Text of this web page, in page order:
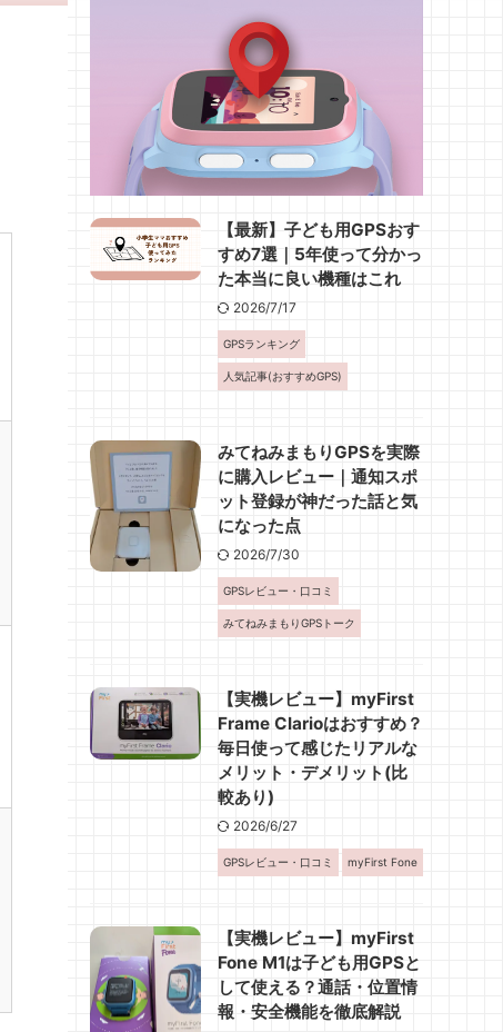
【最新】子ども用GPSおす
すめ7選｜5年使って分かっ
た本当に良い機種はこれ
2026/7/17
GPSランキング
人気記事(おすすめGPS)
みてねみまもりGPSを実際
に購入レビュー｜通知スポ
ット登録が神だった話と気
になった点
2026/7/30
GPSレビュー・口コミ
みてねみまもりGPSトーク
【実機レビュー】myFirst
Frame Clarioはおすすめ？
毎日使って感じたリアルな
メリット・デメリット(比
較あり)
2026/6/27
GPSレビュー・口コミ myFirst Fone
【実機レビュー】myFirst
Fone M1は子ども用GPSと
して使える？通話・位置情
報・安全機能を徹底解説